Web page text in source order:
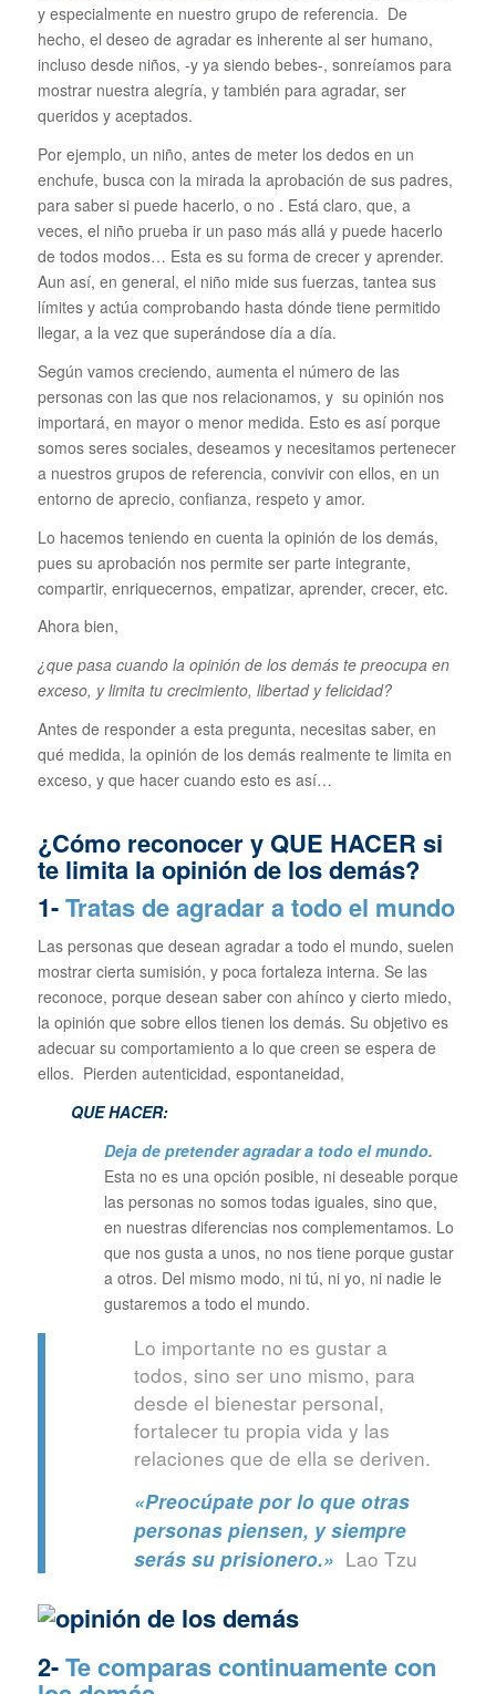
y especialmente en nuestro grupo de referencia. De
hecho, el deseo de agradar es inherente al ser humano,
incluso desde niños, -y ya siendo bebes-, sonreíamos para
mostrar nuestra alegría, y también para agradar, ser
queridos y aceptados.
Por ejemplo, un niño, antes de meter los dedos en un
enchufe, busca con la mirada la aprobación de sus padres,
para saber si puede hacerlo, o no . Está claro, que, a
veces, el niño prueba ir un paso más allá y puede hacerlo
de todos modos… Esta es su forma de crecer y aprender.
Aun así, en general, el niño mide sus fuerzas, tantea sus
límites y actúa comprobando hasta dónde tiene permitido
llegar, a la vez que superándose día a día.
Según vamos creciendo, aumenta el número de las
personas con las que nos relacionamos, y su opinión nos
importará, en mayor o menor medida. Esto es así porque
somos seres sociales, deseamos y necesitamos pertenecer
a nuestros grupos de referencia, convivir con ellos, en un
entorno de aprecio, confianza, respeto y amor.
Lo hacemos teniendo en cuenta la opinión de los demás,
pues su aprobación nos permite ser parte integrante,
compartir, enriquecernos, empatizar, aprender, crecer, etc.
Ahora bien,
¿que pasa cuando la opinión de los demás te preocupa en
exceso, y limita tu crecimiento, libertad y felicidad?
Antes de responder a esta pregunta, necesitas saber, en
qué medida, la opinión de los demás realmente te limita en
exceso, y que hacer cuando esto es así…
¿Cómo reconocer y QUE HACER si
te limita la opinión de los demás?
1-Tratas de agradar a todo el mundo
Las personas que desean agradar a todo el mundo, suelen
mostrar cierta sumisión, y poca fortaleza interna. Se las
reconoce, porque desean saber con ahínco y cierto miedo,
la opinión que sobre ellos tienen los demás. Su objetivo es
adecuar su comportamiento a lo que creen se espera de
ellos. Pierden autenticidad, espontaneidad,
QUE HACER:
Deja de pretender agradar a todo el mundo.
Esta no es una opción posible, ni deseable porque
las personas no somos todas iguales, sino que,
en nuestras diferencias nos complementamos. Lo
que nos gusta a unos, no nos tiene porque gustar
a otros. Del mismo modo, ni tú, ni yo, ni nadie le
gustaremos a todo el mundo.
Lo importante no es gustar a
todos, sino ser uno mismo, para
desde el bienestar personal,
fortalecer tu propia vida y las
relaciones que de ella se deriven.
«Preocúpate por lo que otras
personas piensen, y siempre
serás su prisionero.» Lao Tzu
2-Te comparas continuamente con